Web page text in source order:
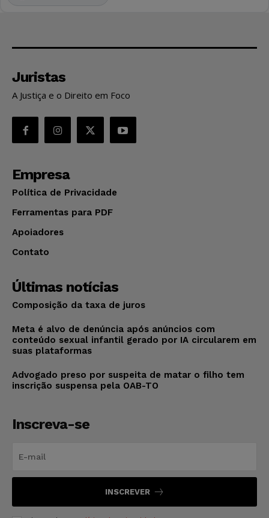
Juristas
A Justiça e o Direito em Foco
Empresa
Política de Privacidade
Ferramentas para PDF
Apoiadores
Contato
Últimas notícias
Composição da taxa de juros
Meta é alvo de denúncia após anúncios com
conteúdo sexual infantil gerado por IA circularem em
suas plataformas
Advogado preso por suspeita de matar o filho tem
inscrição suspensa pela OAB-TO
Inscreva-se
INSCREVER